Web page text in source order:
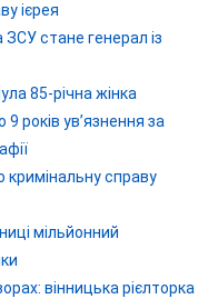
ієрея
стане генерал із
85-річна жінка
років ув’язнення за
кримінальну справу
мільйонний
вінницька рієлторка